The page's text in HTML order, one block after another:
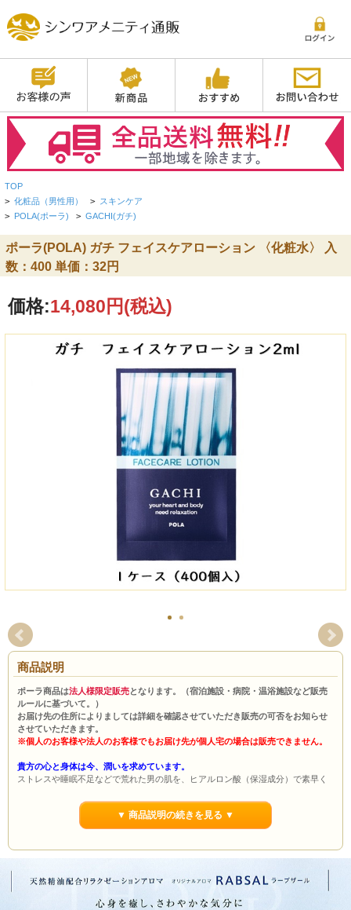
TOP
> 化粧品（男性用） > スキンケア
> POLA(ポーラ) > GACHI(ガチ)
ポーラ(POLA) ガチ フェイスケアローション 〈化粧水〉 入
数：400 単価：32円
価格:14,080円(税込)
商品説明
ポーラ商品は法人様限定販売となります。（宿泊施設・病院・温浴施設など販売
ルールに基づいて。）
お届け先の住所によりましては詳細を確認させていただき販売の可否をお知らせ
させていただきます。
※個人のお客様や法人のお客様でもお届け先が個人宅の場合は販売できません。
貴方の心と身体は今、潤いを求めています。
ストレスや睡眠不足などで荒れた男の肌を、ヒアルロン酸（保湿成分）で素早く
エネルギーが切れたら、リラクゼーションアロマ「ラープザール」でリフレッシ
かわいた心と肌のためのリカバリーコスメ「ＧＡＣＨＩケアシリーズ」で
【製造販売元】株式会社ポーラ(POLA)
【商品】フェイスケアローション(FACE CARE LOTION)
▼ 商品説明の続きを見る ▼